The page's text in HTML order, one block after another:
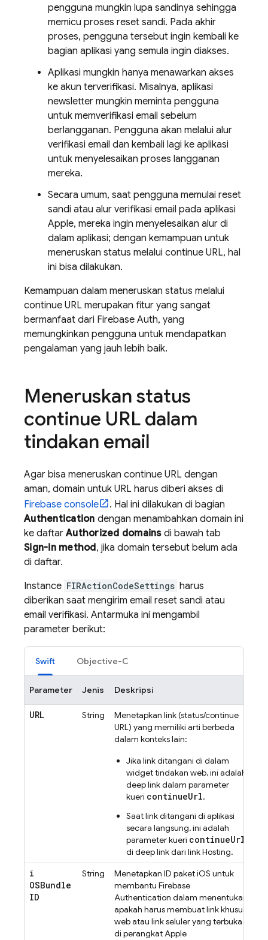
pengguna mungkin lupa sandinya sehingga
memicu proses reset sandi. Pada akhir
proses, pengguna tersebut ingin kembali ke
bagian aplikasi yang semula ingin diakses.
Aplikasi mungkin hanya menawarkan akses
ke akun terverifikasi. Misalnya, aplikasi
newsletter mungkin meminta pengguna
untuk memverifikasi email sebelum
berlangganan. Pengguna akan melalui alur
verifikasi email dan kembali lagi ke aplikasi
untuk menyelesaikan proses langganan
mereka.
Secara umum, saat pengguna memulai reset
sandi atau alur verifikasi email pada aplikasi
Apple, mereka ingin menyelesaikan alur di
dalam aplikasi; dengan kemampuan untuk
meneruskan status melalui continue URL, hal
ini bisa dilakukan.
Kemampuan dalam meneruskan status melalui
continue URL merupakan fitur yang sangat
bermanfaat dari Firebase Auth, yang
memungkinkan pengguna untuk mendapatkan
pengalaman yang jauh lebih baik.
Meneruskan status
continue URL dalam
tindakan email
Agar bisa meneruskan continue URL dengan
aman, domain untuk URL harus diberi akses di
Firebase console
. Hal ini dilakukan di bagian
Authentication dengan menambahkan domain ini
ke daftarAuthorized domainsdi bawah tab
Sign-in method, jika domain tersebut belum ada
di daftar.
Instance FIRActionCodeSettings harus
diberikan saat mengirim email reset sandi atau
email verifikasi. Antarmuka ini mengambil
parameter berikut:
Swift Objective-C
Parameter Jenis Deskripsi
URL String
Menetapkan link (status/continue
URL) yang memiliki arti berbeda
dalam konteks lain:
Jika link ditangani di dalam
widget tindakan web, ini adalah
deep link dalam parameter
kueri continueUrl.
Saat link ditangani di aplikasi
secara langsung, ini adalah
parameter kueri continueUrl
di deep link dari linkHosting.
i
OSBundle
ID
String
Menetapkan ID paket iOS untuk
membantu Firebase
Authentication dalam menentukan
apakah harus membuat link khusus
web atau link seluler yang terbuka
di perangkat Apple